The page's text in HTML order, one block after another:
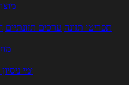
תפריטי תזונה ערכים תזונתיים
5 ימי